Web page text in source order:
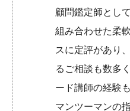
顧問鑑定師とし
組み合わせた柔
スに定評があり
るご相談も数多
ード講師の経験
マンツーマンの